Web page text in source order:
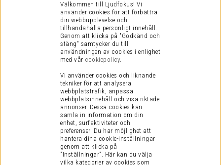
ditt köp och efter. Även efter att du checkat ut i kassan så fortsätter
Via mail kommer du i kontakt med vår kompetenta kundtjänst som
mer än gärna hjälper dig med alla dina frågor, stora som små!
Du når oss på supporten:
support@ljudfokus.se
(vardagar kl 8-17)
KUNDINFORMATION
Välkommen till Ljudfokus! Vi
använder cookies för att förbättra
din webbupplevelse och
tillhandahålla personligt innehåll.
Genom att klicka på "Godkänd och
stäng" samtycker du till
användningen av cookies i enlighet
med vår cookiepolicy.
Vi använder cookies och liknande
tekniker för att analysera
webbplatstrafik, anpassa
webbplatsinnehåll och visa riktade
annonser. Dessa cookies kan
samla in information om din
enhet, surfaktiviteter och
preferenser. Du har möjlighet att
hantera dina cookie-inställningar
genom att klicka på
"Inställningar". Här kan du välja
vilka kategorier av cookies som